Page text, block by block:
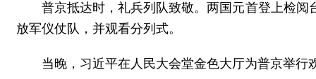
普京抵达时，礼兵列队致敬。两国元首登上检
放军仪仗队，并观看分列式。
当晚，习近平在人民大会堂金色大厅为普京举行